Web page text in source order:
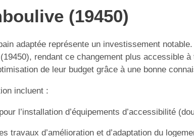
(19450)
adaptée représente un investissement
rendant ce changement plus accessible
de leur budget grâce à une bonne
incluent :
l’installation d’équipements d’accessibilité
travaux d’amélioration et d’adaptation du